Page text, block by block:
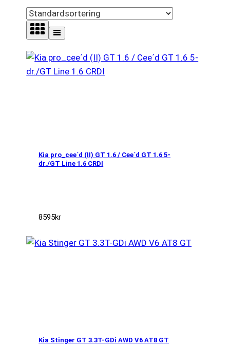
Kia pro_cee´d (II) GT 1.6 / Cee´d GT 1.6 5-
dr./GT Line 1.6 CRDI
8595kr
Kia Stinger GT 3.3T-GDi AWD V6 AT8 GT